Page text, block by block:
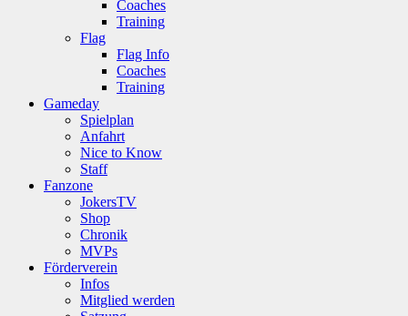
Coaches
Training
Flag
Flag Info
Coaches
Training
Gameday
Spielplan
Anfahrt
Nice to Know
Staff
Fanzone
JokersTV
Shop
Chronik
MVPs
Förderverein
Infos
Mitglied werden